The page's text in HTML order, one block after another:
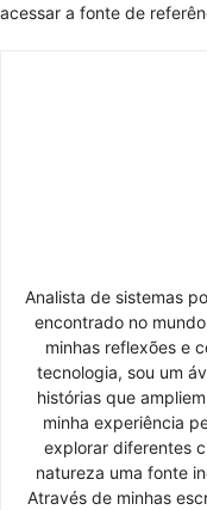
acessar a fonte de
Analista de sistemas
encontrado no
minhas reflexões e
tecnologia, sou um
histórias que
minha experiência
explorar diferentes
natureza uma fonte
Através de minhas